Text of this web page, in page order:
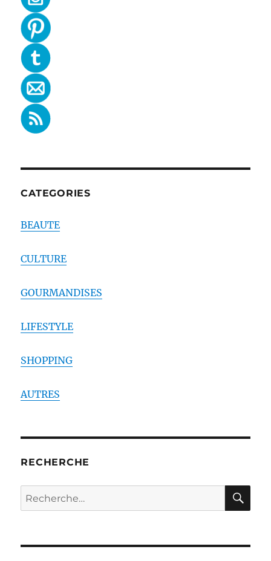
CATEGORIES
BEAUTE
CULTURE
GOURMANDISES
LIFESTYLE
SHOPPING
AUTRES
RECHERCHE
Recherche
pour :